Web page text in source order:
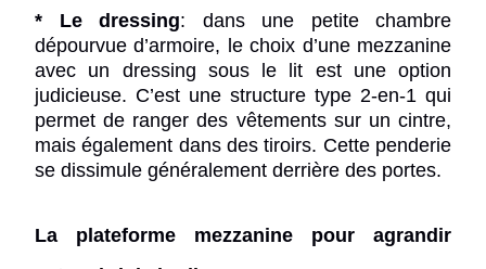
* Le dressing: dans une petite chambre
dépourvue d’armoire, le choix d’une mezzanine
avec un dressing sous le lit est une option
judicieuse. C’est une structure type 2-en-1 qui
permet de ranger des vêtements sur un cintre,
mais également dans des tiroirs. Cette penderie
se dissimule généralement derrière des portes.
La plateforme mezzanine pour agrandir